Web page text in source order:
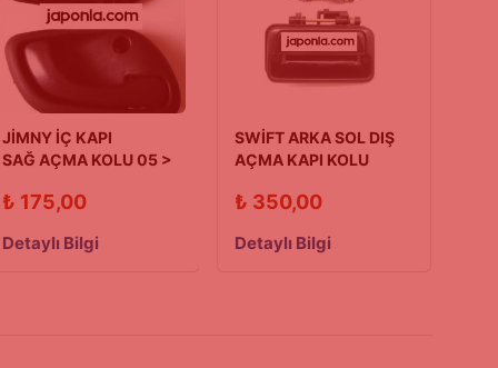
JİMNY İÇ KAPI
SAĞ AÇMA KOLU 05 >
₺ 175,00
Detaylı Bilgi
SWİFT ARKA SOL DIŞ
AÇMA KAPI KOLU
₺ 350,00
Detaylı Bilgi